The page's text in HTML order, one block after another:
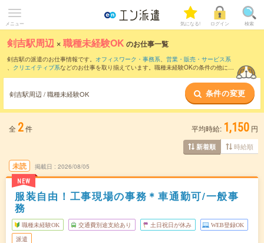
メニュー 気になる! ログイン 検索
剣吉駅周辺 ×職種未経験OK のお仕事一覧
剣吉駅の派遣のお仕事情報です。 オフィスワーク・事務系、 営業・販売・サービス系
、 クリエイティブ系などのお仕事を取り揃えています。職種未経験OKの条件の他に、
剣吉駅周辺 / 職種未経験OK 条件の変更
全 2件 平均時給: 1,150 円
新着順 時給順
未読
NEW
掲載日 2026/08/05
服装自由！工事現場の事務＊車通勤可/一般事
務
職種未経験OK 交通費別途支給あり 土日祝日が休み WEB登録OK
派遣